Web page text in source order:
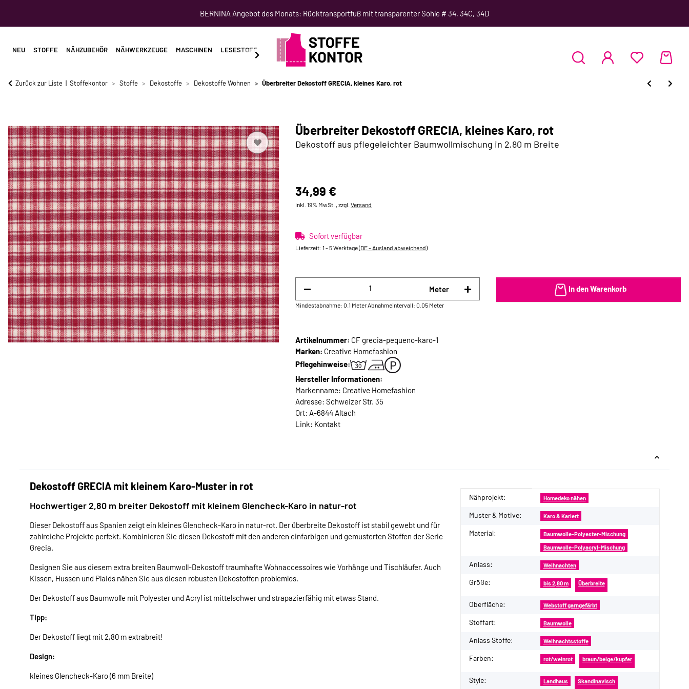
BERNINA Angebot des Monats: Rücktransportfuß mit transparenter Sohle # 34, 34C, 34D
NEU STOFFE NÄHZUBEHÖR NÄHWERKZEUGE MASCHINEN LESESTOFF SCHNITTMUSTER NÄHKURSE
Zurück zur Liste Stoffekontor Stoffe Dekostoffe Dekostoffe Wohnen Überbreiter Dekostoff GRECIA, kleines Karo, rot
Überbreiter Dekostoff GRECIA, kleines Karo, rot
Dekostoff aus pflegeleichter Baumwollmischung in 2,80 m Breite
34,99 €
inkl. 19% MwSt. , zzgl. Versand
Sofort verfügbar
Lieferzeit: 1 - 5 Werktage(DE - Ausland abweichend)
Meter
Mindestabnahme: 0.1 MeterAbnahmeintervall: 0.05 Meter
In den Warenkorb
Artikelnummer: CF grecia-pequeno-karo-1
Marken: Creative Homefashion
Pflegehinweise:
Hersteller Informationen:
Markenname: Creative Homefashion
Adresse: Schweizer Str. 35
Ort: A-6844 Altach
Link: Kontakt
Dekostoff GRECIA mit kleinem Karo-Muster in rot
Hochwertiger 2,80 m breiter Dekostoff mit kleinem Glencheck-Karo in natur-rot
Dieser Dekostoff aus Spanien zeigt ein kleines Glencheck-Karo in natur-rot. Der überbreite Dekostoff ist stabil gewebt und für
zahlreiche Projekte perfekt. Kombinieren Sie diesen Dekostoff mit den anderen einfarbigen und gemusterten Stoffen der Serie
Grecia.
Designen Sie aus diesem extra breiten Baumwoll-Dekostoff traumhafte Wohnaccessoires wie Vorhänge und Tischläufer. Auch
Kissen, Hussen und Plaids nähen Sie aus diesen robusten Dekostoffen problemlos.
Der Dekostoff aus Baumwolle mit Polyester und Acryl ist mittelschwer und strapazierfähig mit etwas Stand.
Tipp:
Der Dekostoff liegt mit 2,80 m extrabreit!
Design:
kleines Glencheck-Karo (6 mm Breite)
Produkteigenschaft
Wert
Nähprojekt: Homedeko nähen
Muster & Motive: Karo & Kariert
Material: Baumwolle-Polyester-Mischung
Baumwolle-Polyacryl-Mischung
Anlass: Weihnachten
Größe: bis 2,80 m Überbreite
Oberfläche: Webstoff garngefärbt
Stoffart: Baumwolle
Anlass Stoffe: Weihnachtsstoffe
Farben: rot/weinrot braun/beige/kupfer
Style: Landhaus Skandinavisch